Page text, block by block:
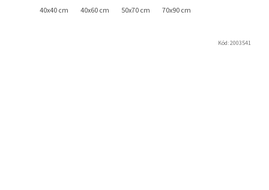
40x40 cm 40x60 cm 50x70 cm 70x90 cm
Kód:2003541